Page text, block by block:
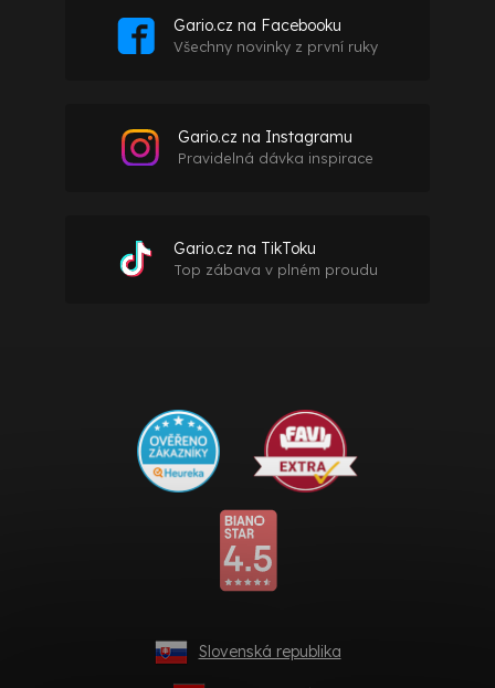
Gario.cz na Facebooku
Všechny novinky z první ruky
Gario.cz na Instagramu
Pravidelná dávka inspirace
Gario.cz na TikToku
Top zábava v plném proudu
Slovenská republika